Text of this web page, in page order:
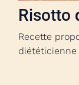
Risotto
Recette